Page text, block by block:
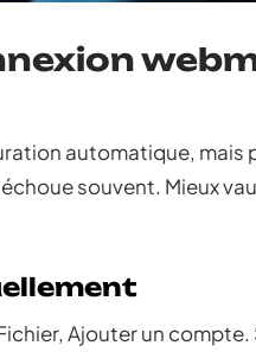
automatique, mais
souvent. Mieux
Ajouter un compte.